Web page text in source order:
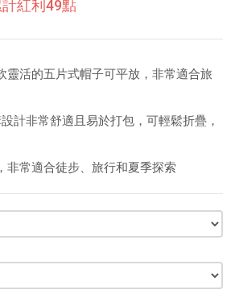
計紅利49點
靈活的五片式帽子可平放，非常適合旅
計非常舒適且易於打包，可輕鬆折疊，
非常適合徒步、旅行和夏季探索